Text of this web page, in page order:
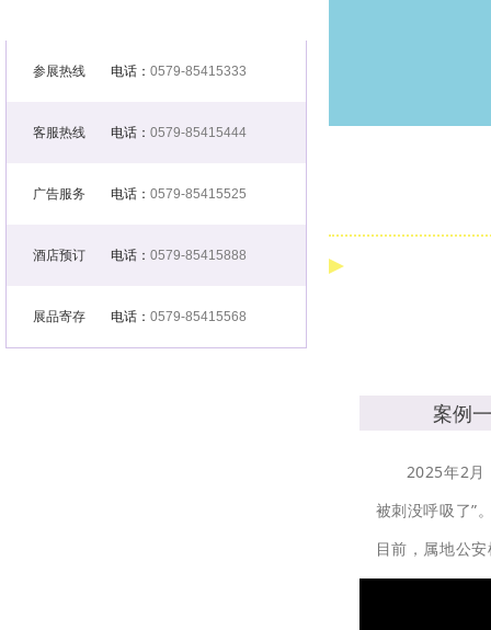
参展热线 电话： 0579-85415333
客服热线 电话： 0579-85415444
广告服务 电话： 0579-85415525
酒店预订 电话： 0579-85415888
展品寄存 电话： 0579-85415568
案例
2025年2月
被刺没呼吸了”
目前，属地公